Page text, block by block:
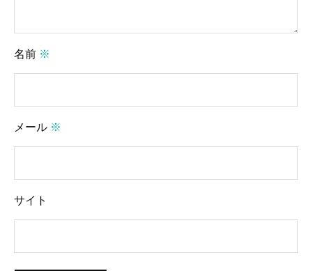
名前 ※
メール ※
サイト